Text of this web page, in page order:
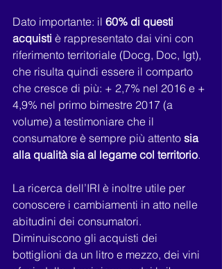
Dato importante: il 60% di questi
acquisti è rappresentato dai vini con
riferimento territoriale (Docg, Doc, Igt),
che risulta quindi essere il comparto
che cresce di più: + 2,7% nel 2016 e +
4,9% nel primo bimestre 2017 (a
volume) a testimoniare che il
consumatore è sempre più attento sia
alla qualità sia al legame col territorio.
La ricerca dell’IRI è inoltre utile per
conoscere i cambiamenti in atto nelle
abitudini dei consumatori.
Diminuiscono gli acquisti dei
bottiglioni da un litro e mezzo, dei vini